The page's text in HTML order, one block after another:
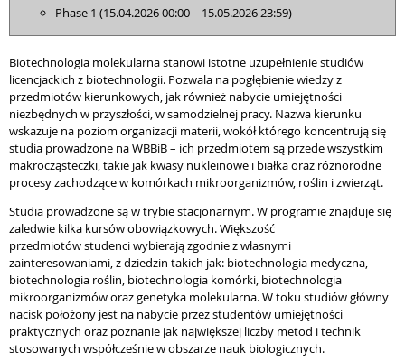
Phase 1 (15.04.2026 00:00 – 15.05.2026 23:59)
Biotechnologia molekularna stanowi istotne uzupełnienie studiów
licencjackich z biotechnologii. Pozwala na pogłębienie wiedzy z
przedmiotów kierunkowych, jak również nabycie umiejętności
niezbędnych w przyszłości, w samodzielnej pracy. Nazwa kierunku
wskazuje na poziom organizacji materii, wokół którego koncentrują się
studia prowadzone na WBBiB – ich przedmiotem są przede wszystkim
makrocząsteczki, takie jak kwasy nukleinowe i białka oraz różnorodne
procesy zachodzące w komórkach mikroorganizmów, roślin i zwierząt.
Studia prowadzone są w trybie stacjonarnym. W programie znajduje się
zaledwie kilka kursów obowiązkowych. Większość
przedmiotów studenci wybierają zgodnie z własnymi
zainteresowaniami, z dziedzin takich jak: biotechnologia medyczna,
biotechnologia roślin, biotechnologia komórki, biotechnologia
mikroorganizmów oraz genetyka molekularna. W toku studiów główny
nacisk położony jest na nabycie przez studentów umiejętności
praktycznych oraz poznanie jak największej liczby metod i technik
stosowanych współcześnie w obszarze nauk biologicznych.